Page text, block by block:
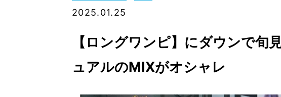
2025.01.25
【ロングワンピ】にダウンで旬
ュアルのMIXがオシャレ